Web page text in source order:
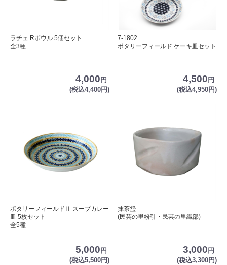
ラチェ Rボウル 5個セット
全3種
4,000円
(税込4,400円)
7-1802
ポタリーフィールド ケーキ皿セット
4,500円
(税込4,950円)
ポタリーフィールドⅡ スープカレー
皿 5枚セット
全5種
5,000 円
(税込5,500円)
抹茶盌
(民芸の里粉引・民芸の里織部)
3,000 円
(税込3,300円)